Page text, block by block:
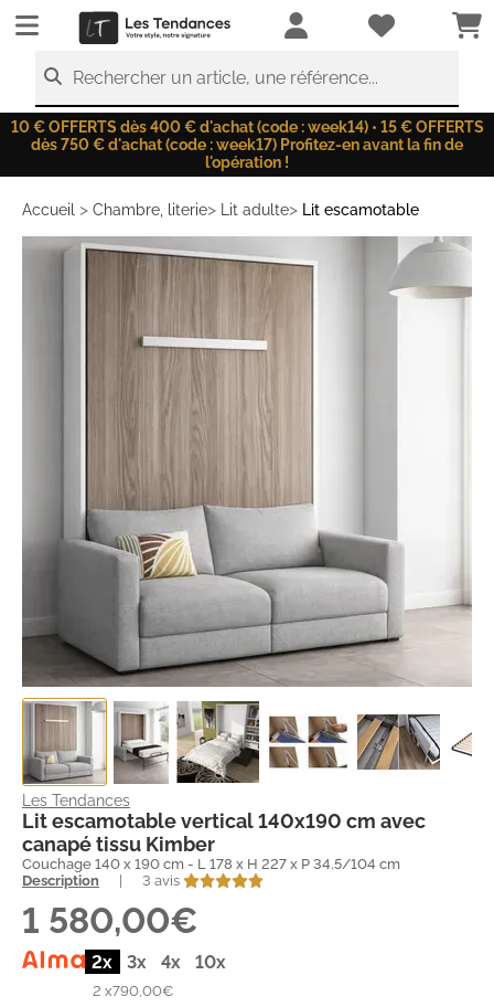
LesTendances.fr
Rechercher un article, une référence...
10 € OFFERTS dès 400 € d'achat (code : week14) • 15 € OFFERTS
dès 750 € d'achat (code : week17) Profitez-en avant la fin de
l'opération !
Accueil > Chambre, literie> Lit adulte> Lit escamotable
Les Tendances
Lit escamotable vertical 140x190 cm avec
canapé tissu Kimber
Couchage 140 x 190 cm - L 178 x H 227 x P 34.5/104 cm
Description
3 avis
1 580,00€
2x 3x 4x 10x
2 x790,00€